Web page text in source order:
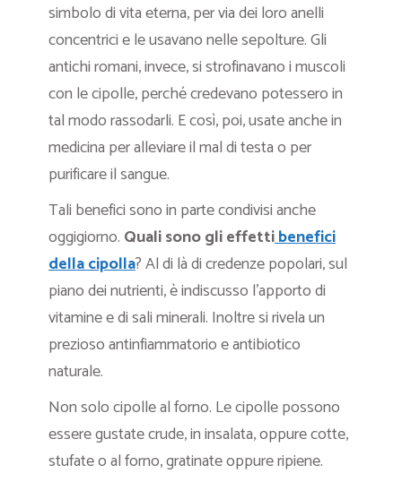
simbolo di vita eterna, per via dei loro anelli
concentrici e le usavano nelle sepolture. Gli
antichi romani, invece, si strofinavano i muscoli
con le cipolle, perché credevano potessero in
tal modo rassodarli. E così, poi, usate anche in
medicina per alleviare il mal di testa o per
purificare il sangue.
Tali benefici sono in parte condivisi anche
oggigiorno. Quali sono gli effettibenefici
della cipolla?Al di là di credenze popolari, sul
piano dei nutrienti, è indiscusso l’apporto di
vitamine e di sali minerali. Inoltre si rivela un
prezioso antinfiammatorio e antibiotico
naturale.
Non solo cipolle al forno. Le cipolle possono
essere gustate crude, in insalata, oppure cotte,
stufate o al forno, gratinate oppure ripiene.